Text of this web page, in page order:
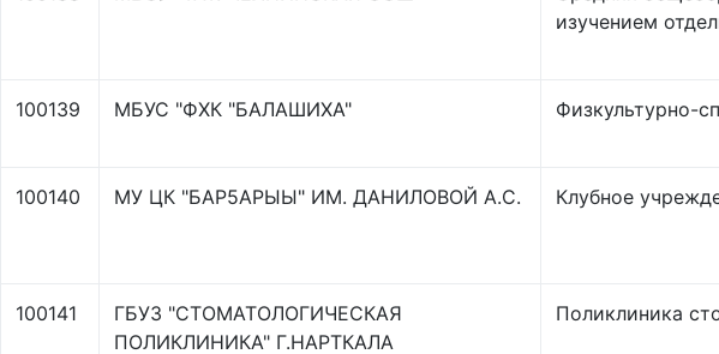
изучением
100139 МБУС "ФХК "БАЛАШИХА" Физкультурно-
100140 МУ ЦК "БАР5АРЫЫ" ИМ. ДАНИЛОВОЙ А.С. Клубное
100141
ГБУЗ "СТОМАТОЛОГИЧЕСКАЯ
ПОЛИКЛИНИКА" Г.НАРТКАЛА
Поликлиника